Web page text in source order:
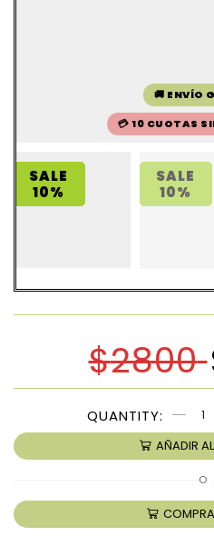
🚚 ENVÍO
💳 10 CUOTAS
SALE
10%
SALE
10%
$2800
AÑADIR
O